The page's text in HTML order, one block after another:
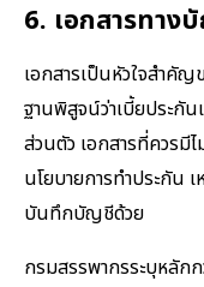
6. เอกสารทา
เอกสารเป็นหัวใจสำคั
ฐานพิสูจน์ว่าเบี้ยประกัน
ส่วนตัว เอกสารที่ควรมี
นโยบายการทำประกัน
บันทึกบัญชีด้วย
กรมสรรพากรระบุหลักก